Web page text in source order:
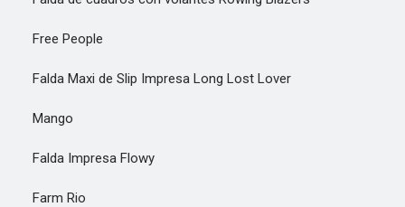
Free People
Falda Maxi de Slip Impresa Long Lost Lover
Mango
Falda Impresa Flowy
Farm Rio